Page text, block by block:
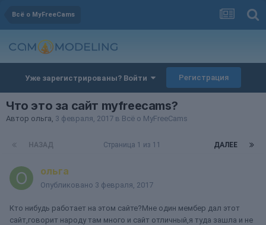
Всё о MyFreeCams
Уже зарегистрированы? Войти Регистрация
Что это за сайт myfreecams?
Автор ольга, 3 февраля, 2017 в Всё о MyFreeCams
НАЗАД ДАЛЕЕ
Страница 1 из 11
ольга
Опубликовано 3 февраля, 2017
Кто нибудь работает на этом сайте?Мне один мембер дал этот
сайт,говорит народу там много и сайт отличный,я туда зашла и не